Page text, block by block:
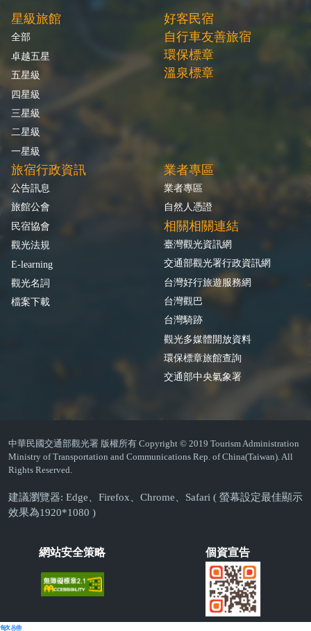
星級旅館
全部
卓越五星
五星級
四星級
三星級
二星級
一星級
好客民宿
自行車友善旅宿
環保標章
溫泉標章
旅宿行政資訊
公告訊息
旅館公會
民宿協會
觀光法規
E-learning
觀光名詞
檔案下載
業者專區
業者專區
自然人憑證
相關相關連結
臺灣觀光資訊網
交通部觀光署行政資訊網
台灣好行旅遊服務網
台灣觀巴
台灣騎跡
觀光多媒體開放資料
環保標章旅館查詢
交通部中央氣象署
中華民國交通部觀光署 版權所有 Copyright © 2019 Tourism Administration
Ministry of Transportation and Communications Rep. of China(Taiwan). All
Rights Reserved.
建議瀏覽器: Edge、Firefox、Chrome、Safari ( 螢幕設定最佳顯示
效果為1920*1080 )
網站安全策略 個資宣告